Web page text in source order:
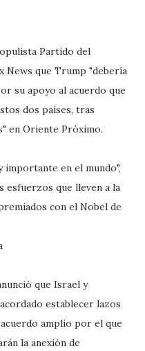
Partido del
News que Trump "debería
su apoyo al acuerdo que
dos países, tras
en Oriente Próximo.
importante en el mundo",
esfuerzos que lleven a la
con el Nobel de
que Israel y
establecer lazos
amplio por el que
la anexión de